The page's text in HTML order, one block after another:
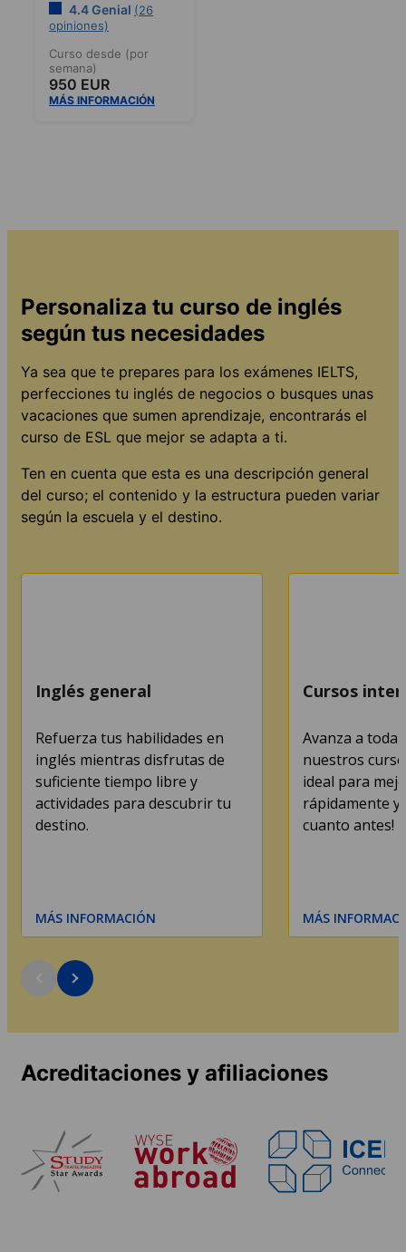
4.4 Genial (26
opiniones)
Curso desde (por
semana)
950 EUR
MÁS INFORMACIÓN
Personaliza tu curso de inglés
según tus necesidades
Ya sea que te prepares para los exámenes IELTS,
perfecciones tu inglés de negocios o busques unas
vacaciones que sumen aprendizaje, encontrarás el
curso de ESL que mejor se adapta a ti.
Ten en cuenta que esta es una descripción general
del curso; el contenido y la estructura pueden variar
según la escuela y el destino.
Inglés general
Refuerza tus habilidades en
inglés mientras disfrutas de
suficiente tiempo libre y
actividades para descubrir tu
destino.
MÁS INFORMACIÓN
Cursos
Avanza a toda
nuestros
ideal para
rápidamente
cuanto antes!
MÁS
Acreditaciones y afiliaciones